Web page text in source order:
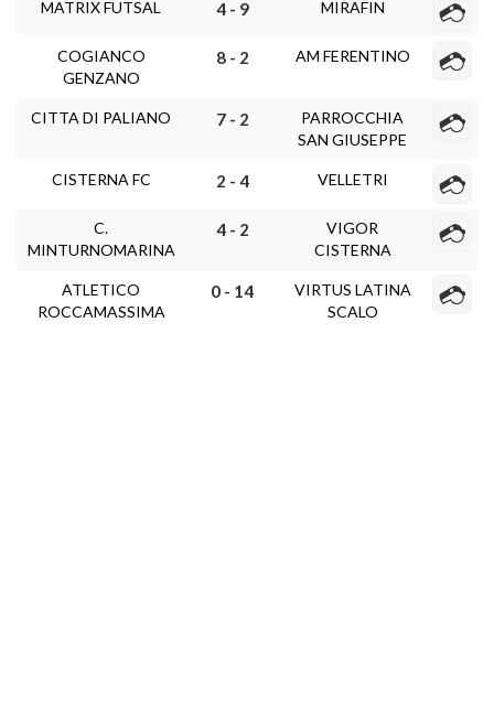
MATRIX FUTSAL 4 - 9 MIRAFIN
COGIANCO
GENZANO
8 - 2 AM FERENTINO
CITTA DI PALIANO 7 - 2
PARROCCHIA
SAN GIUSEPPE
CISTERNA FC 2 - 4 VELLETRI
C.
MINTURNOMARINA
4 - 2
VIGOR
CISTERNA
ATLETICO
ROCCAMASSIMA
0 - 14
VIRTUS LATINA
SCALO